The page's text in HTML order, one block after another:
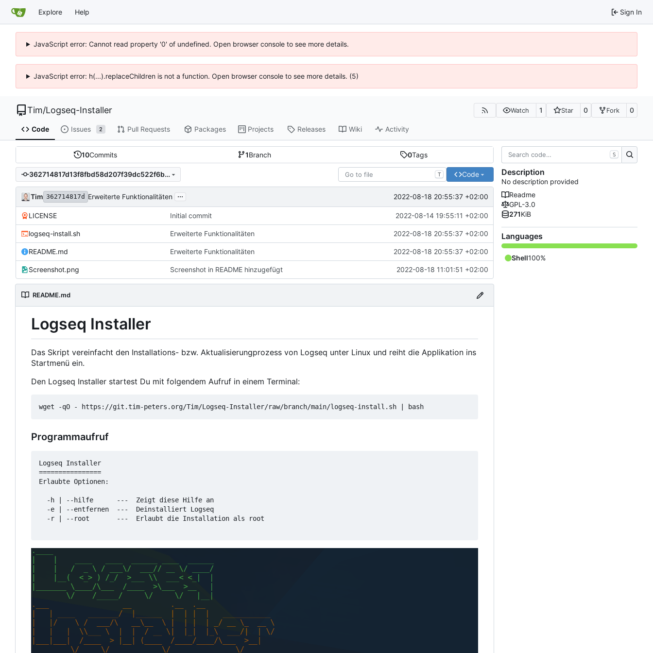
Explore Help Sign In
JavaScript error: Cannot read property '0' of undefined. Open browser console to see more details.
JavaScript error: h(...).replaceChildren is not a function. Open browser console to see more details. (5)
Tim/Logseq-Installer Watch 1 Star 0 Fork 0
Code Issues 2 Pull Requests Packages Projects Releases Wiki Activity
10Commits 1Branch 0Tags
362714817d13f8fbd58d207f39dc522f6b55581b T Code
Tim 362714817d Erweiterte Funktionalitäten ... 2022-08-18 20:55:37 +02:00
LICENSE Initial commit 2022-08-14 19:55:11 +02:00
logseq-install.sh Erweiterte Funktionalitäten 2022-08-18 20:55:37 +02:00
README.md Erweiterte Funktionalitäten 2022-08-18 20:55:37 +02:00
Screenshot.png Screenshot in README hinzugefügt 2022-08-18 11:01:51 +02:00
README.md
Logseq Installer
Das Skript vereinfacht den Installations- bzw. Aktualisierungprozess von Logseq unter Linux und reiht die Applikation ins
Startmenü ein.
Den Logseq Installer startest Du mit folgendem Aufruf in einem Terminal:
wget -qO - https://git.tim-peters.org/Tim/Logseq-Installer/raw/branch/main/logseq-install.sh
Programmaufruf
Logseq Installer
================
Erlaubte Optionen:
  -h | --hilfe      ---  Zeigt diese Hilfe an
  -e | --entfernen  ---  Deinstalliert Logseq
  -r | --root       ---  Erlaubt die Installation als root
S
Description
No description provided
Readme
GPL-3.0
271KiB
Languages
Shell100%